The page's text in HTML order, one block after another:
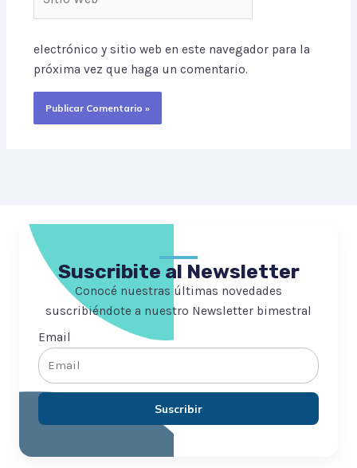
Web
electrónico y sitio web en este navegador para la
próxima vez que haga un comentario.
Suscribite al Newsletter
Conocé nuestras últimas novedades
suscribiéndote a nuestro Newsletter bimestral
Email
Suscribir